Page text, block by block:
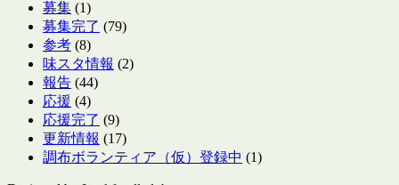
募集 (1)
募集完了 (79)
参考 (8)
味スタ情報 (2)
報告 (44)
応援 (4)
応援完了 (9)
更新情報 (17)
調布ボランティア（仮）登録中 (1)